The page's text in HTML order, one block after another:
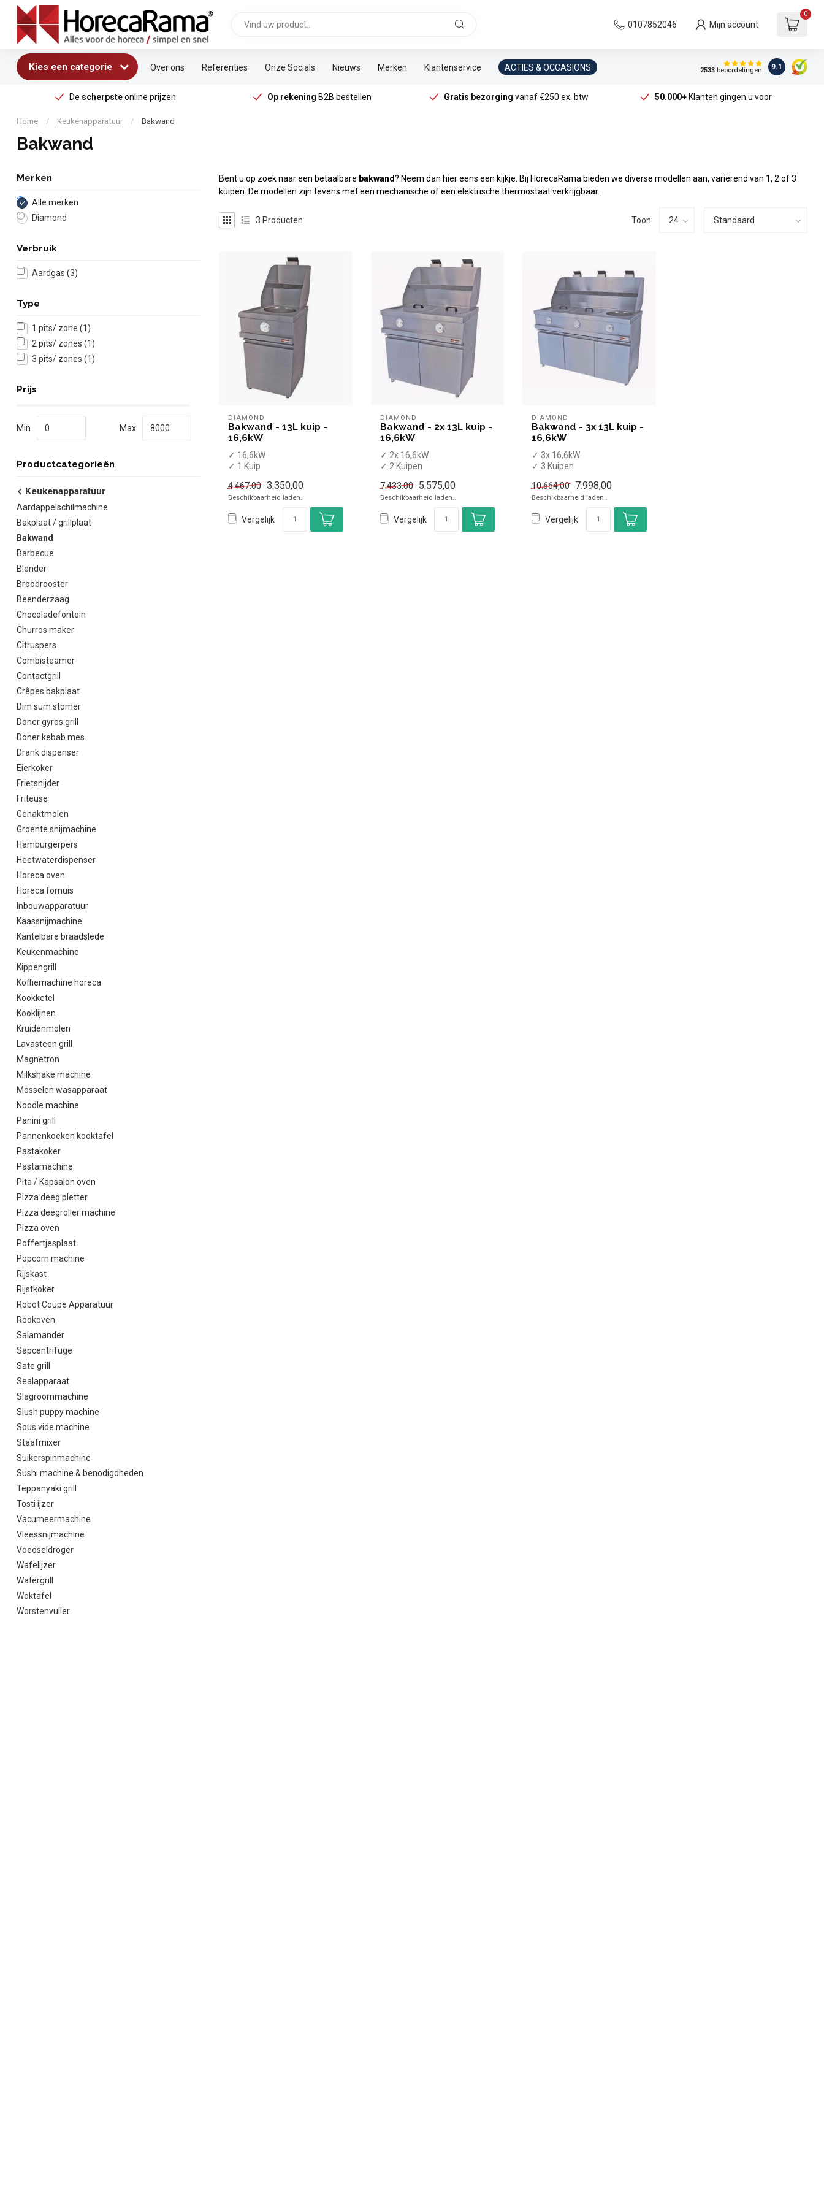
0107852046 Mijn account
0
Kies een categorie Over ons Referenties Onze Socials Nieuws Merken Klantenservice ACTIES & OCCASIONS 2533beoordelingen 9.1
De scherpsteonline prijzen Op rekening B2B bestellen Gratis bezorging vanaf €250 ex. btw 50.000+Klanten gingen u voor
Home / Keukenapparatuur / Bakwand
Bakwand
Merken
Alle merken
Diamond
Verbruik
Aardgas (3)
Type
1 pits/ zone (1)
2 pits/ zones (1)
3 pits/ zones (1)
Prijs
Min Max
Productcategorieën
Keukenapparatuur
Aardappelschilmachine
Bakplaat / grillplaat
Bakwand
Barbecue
Blender
Broodrooster
Beenderzaag
Chocoladefontein
Churros maker
Citruspers
Combisteamer
Contactgrill
Crêpes bakplaat
Dim sum stomer
Doner gyros grill
Doner kebab mes
Drank dispenser
Eierkoker
Frietsnijder
Friteuse
Gehaktmolen
Groente snijmachine
Hamburgerpers
Heetwaterdispenser
Horeca oven
Horeca fornuis
Inbouwapparatuur
Kaassnijmachine
Kantelbare braadslede
Keukenmachine
Kippengrill
Koffiemachine horeca
Kookketel
Kooklijnen
Kruidenmolen
Lavasteen grill
Magnetron
Milkshake machine
Mosselen wasapparaat
Noodle machine
Panini grill
Pannenkoeken kooktafel
Pastakoker
Pastamachine
Pita / Kapsalon oven
Pizza deeg pletter
Pizza deegroller machine
Pizza oven
Poffertjesplaat
Popcorn machine
Rijskast
Rijstkoker
Robot Coupe Apparatuur
Rookoven
Salamander
Sapcentrifuge
Sate grill
Sealapparaat
Slagroommachine
Slush puppy machine
Sous vide machine
Staafmixer
Suikerspinmachine
Sushi machine & benodigdheden
Teppanyaki grill
Tosti ijzer
Vacumeermachine
Vleessnijmachine
Voedseldroger
Wafelijzer
Watergrill
Woktafel
Worstenvuller
Bent u op zoek naar een betaalbare bakwand? Neem dan hier eens een kijkje. Bij HorecaRama bieden we diverse modellen aan, variërend van 1, 2 of 3
kuipen. De modellen zijn tevens met een mechanische of een elektrische thermostaat verkrijgbaar.
3 Producten Toon:
DIAMOND
Bakwand - 13L kuip -
16,6kW
✓ 16,6kW
✓ 1 Kuip
✓ Aardgas
4.467,00 3.350,00
Beschikbaarheid laden..
Vergelijk
DIAMOND
Bakwand - 2x 13L kuip -
16,6kW
✓ 2x 16,6kW
✓ 2 Kuipen
✓ Aardgas
7.433,00 5.575,00
Beschikbaarheid laden..
Vergelijk
DIAMOND
Bakwand - 3x 13L kuip -
16,6kW
✓ 3x 16,6kW
✓ 3 Kuipen
✓ Aardgas
10.664,00 7.998,00
Beschikbaarheid laden..
Vergelijk